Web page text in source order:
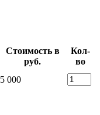
Стоимость в
руб.
Кол-
во
5 000